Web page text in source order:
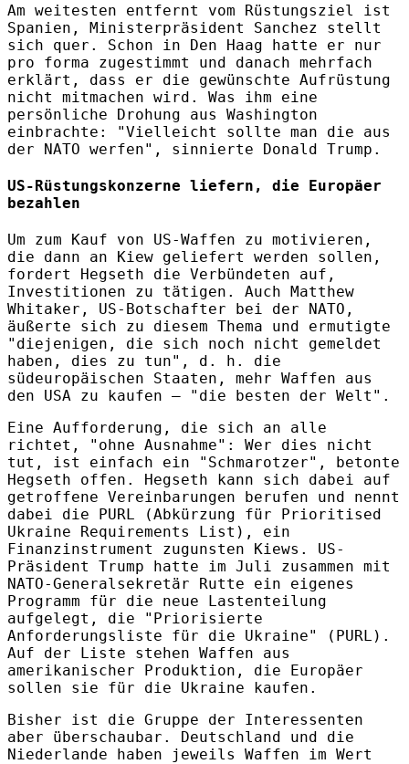
Am weitesten entfernt vom Rüstungsziel ist
Spanien, Ministerpräsident Sanchez stellt
sich quer. Schon in Den Haag hatte er nur
pro forma zugestimmt und danach mehrfach
erklärt, dass er die gewünschte Aufrüstung
nicht mitmachen wird. Was ihm eine
persönliche Drohung aus Washington
einbrachte: "Vielleicht sollte man die aus
der NATO werfen", sinnierte Donald Trump.
US-Rüstungskonzerne liefern, die Europäer
bezahlen
Um zum Kauf von US-Waffen zu motivieren,
die dann an Kiew geliefert werden sollen,
fordert Hegseth die Verbündeten auf,
Investitionen zu tätigen. Auch Matthew
Whitaker, US-Botschafter bei der NATO,
äußerte sich zu diesem Thema und ermutigte
"diejenigen, die sich noch nicht gemeldet
haben, dies zu tun", d. h. die
südeuropäischen Staaten, mehr Waffen aus
den USA zu kaufen – "die besten der Welt".
Eine Aufforderung, die sich an alle
richtet, "ohne Ausnahme": Wer dies nicht
tut, ist einfach ein "Schmarotzer", betonte
Hegseth offen. Hegseth kann sich dabei auf
getroffene Vereinbarungen berufen und nennt
dabei die PURL (Abkürzung für Prioritised
Ukraine Requirements List), ein
Finanzinstrument zugunsten Kiews. US-
Präsident Trump hatte im Juli zusammen mit
NATO-Generalsekretär Rutte ein eigenes
Programm für die neue Lastenteilung
aufgelegt, die "Priorisierte
Anforderungsliste für die Ukraine" (PURL).
Auf der Liste stehen Waffen aus
amerikanischer Produktion, die Europäer
sollen sie für die Ukraine kaufen.
Bisher ist die Gruppe der Interessenten
aber überschaubar. Deutschland und die
Niederlande haben jeweils Waffen im Wert